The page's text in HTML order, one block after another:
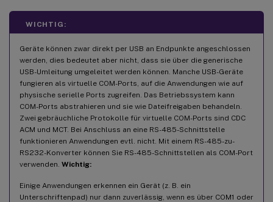
WICHTIG:
Geräte können zwar direkt per USB an Endpunkte angeschlossen
werden, dies bedeutet aber nicht, dass sie über die generische
USB-Umleitung umgeleitet werden können. Manche USB-Geräte
fungieren als virtuelle COM-Ports, auf die Anwendungen wie auf
physische serielle Ports zugreifen. Das Betriebssystem kann
COM-Ports abstrahieren und sie wie Dateifreigaben behandeln.
Zwei gebräuchliche Protokolle für virtuelle COM-Ports sind CDC
ACM und MCT. Bei Anschluss an eine RS-485-Schnittstelle
funktionieren Anwendungen evtl. nicht. Mit einem RS-485-zu-
RS232-Konverter können Sie RS-485-Schnittstellen als COM-Port
verwenden. Wichtig:
Einige Anwendungen erkennen ein Gerät (z. B. ein
Unterschriftenpad) nur dann zuverlässig, wenn es über COM1 oder